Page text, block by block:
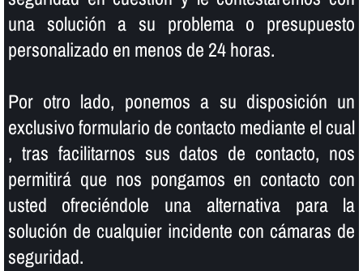
una solución a su problema o presupuesto
personalizado en menos de 24 horas.
Por otro lado, ponemos a su disposición un
exclusivo formulario de contacto mediante el cual
, tras facilitarnos sus datos de contacto, nos
permitirá que nos pongamos en contacto con
usted ofreciéndole una alternativa para la
solución de cualquier incidente con cámaras de
seguridad.